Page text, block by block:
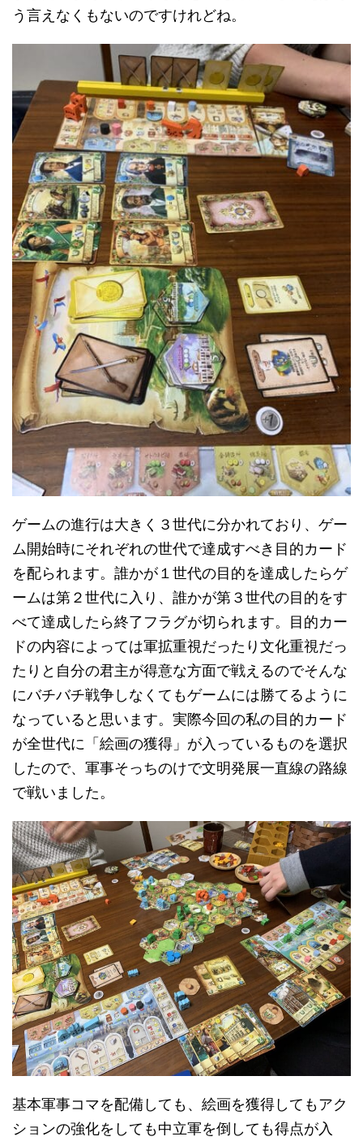
う言えなくもないのですけれどね。
ゲームの進行は大きく３世代に分かれており、ゲー
ム開始時にそれぞれの世代で達成すべき目的カード
を配られます。誰かが１世代の目的を達成したらゲ
ームは第２世代に入り、誰かが第３世代の目的をす
べて達成したら終了フラグが切られます。目的カー
ドの内容によっては軍拡重視だったり文化重視だっ
たりと自分の君主が得意な方面で戦えるのでそんな
にバチバチ戦争しなくてもゲームには勝てるように
なっていると思います。実際今回の私の目的カード
が全世代に「絵画の獲得」が入っているものを選択
したので、軍事そっちのけで文明発展一直線の路線
で戦いました。
基本軍事コマを配備しても、絵画を獲得してもアク
ションの強化をしても中立軍を倒しても得点が入